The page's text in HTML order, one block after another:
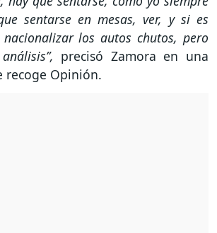
sentarse en mesas, ver, y si es
los autos chutos, pero
precisó Zamora en una
recoge Opinión.